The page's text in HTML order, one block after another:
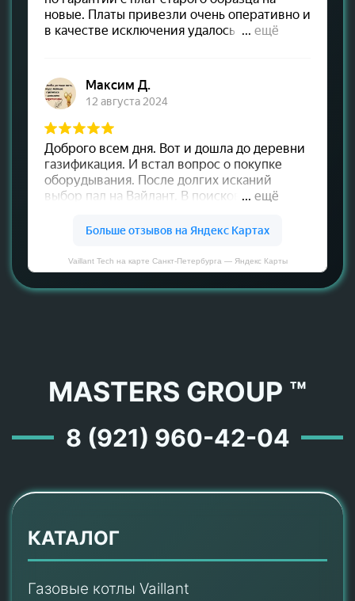
Vaillant Tech на карте Санкт‑Петербурга — Яндекс Карты
MASTERS GROUP ™
8 (921) 960-42-04
КАТАЛОГ
Газовые котлы Vaillant